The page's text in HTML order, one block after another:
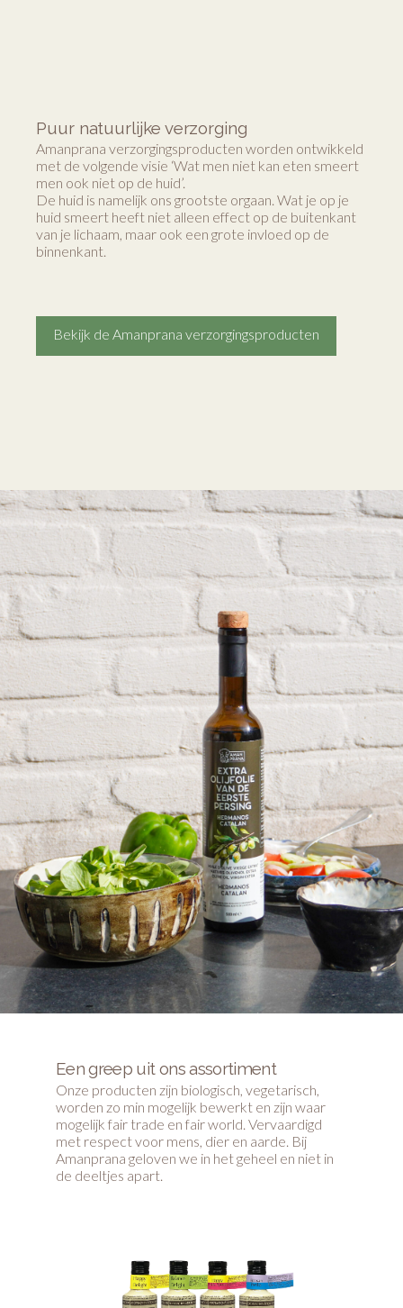
Puur natuurlijke verzorging
Amanprana verzorgingsproducten worden ontwikkeld
met de volgende visie ‘Wat men niet kan eten smeert
men ook niet op de huid’.
De huid is namelijk ons grootste orgaan. Wat je op je
huid smeert heeft niet alleen effect op de buitenkant
van je lichaam, maar ook een grote invloed op de
binnenkant.
Bekijk de Amanprana verzorgingsproducten
Een greep uit ons assortiment
Onze producten zijn biologisch, vegetarisch,
worden zo min mogelijk bewerkt en zijn waar
mogelijk fair trade en fair world. Vervaardigd
met respect voor mens, dier en aarde. Bij
Amanprana geloven we in het geheel en niet in
de deeltjes apart.